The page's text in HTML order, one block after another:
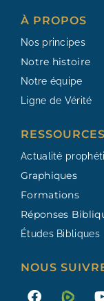
À PROPOS
Nos principes
Notre histoire
Notre équipe
Ligne de Vérité
RESSOURCES​
Actualité
Graphiques
Formations
Réponses
Études Bibliques
NOUS
F